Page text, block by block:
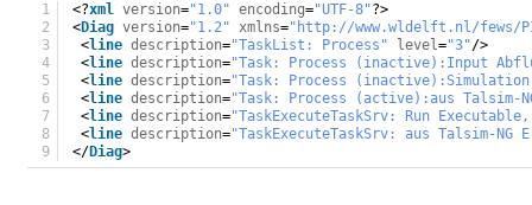
1
2
3
4
5
6
7
8
9
<?xml version="1.0" encoding="UTF-8"?>
<Diag version="1.2" xmlns=" http://www.wldelft.nl/fews/
<line description="TaskList: Process" level="3"/>
<line description="Task: Process (inactive):Input
<line description="Task: Process (inactive):Simulation
<line description="Task: Process (active):aus Talsim-
<line description="TaskExecuteTaskSrv: Run
<line description="TaskExecuteTaskSrv: aus Talsim-
</Diag>